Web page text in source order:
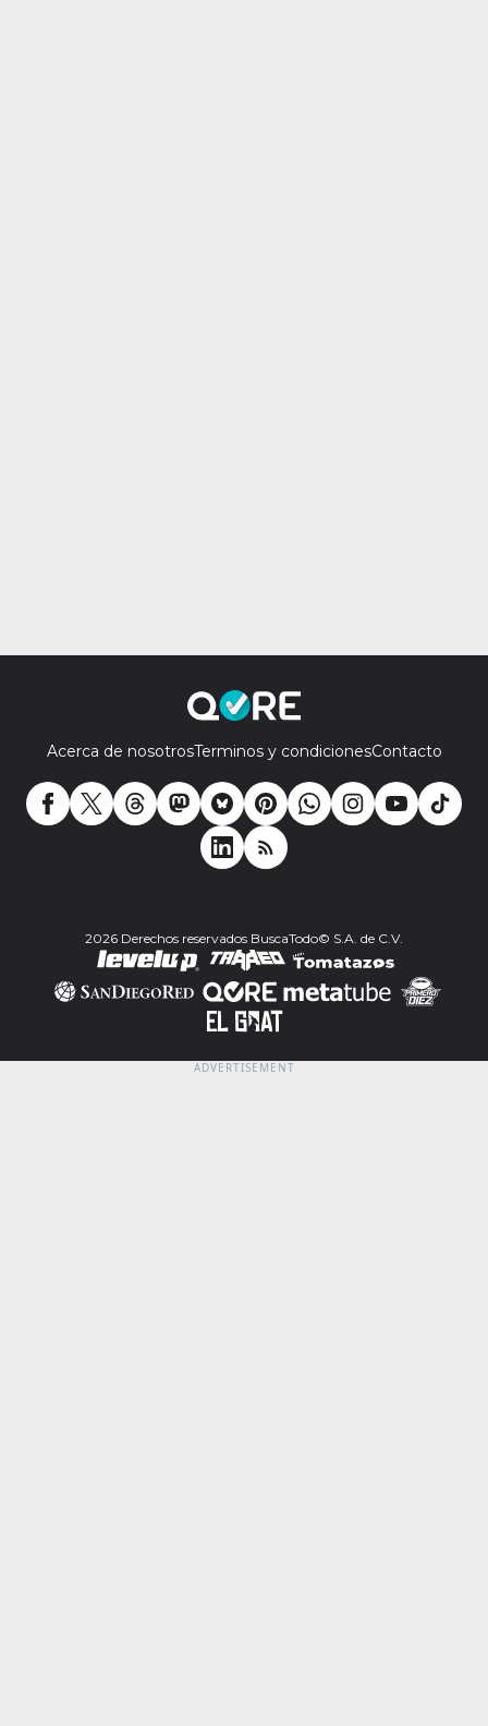
Acerca de nosotrosTerminos y condicionesContacto
2026 Derechos reservados BuscaTodo© S.A. de C.V.